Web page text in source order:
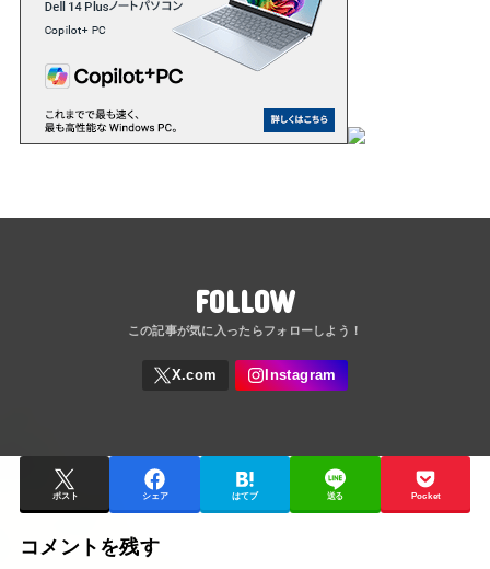
FOLLOW
ポスト シェア はてブ 送る Pocket
コメントを残す